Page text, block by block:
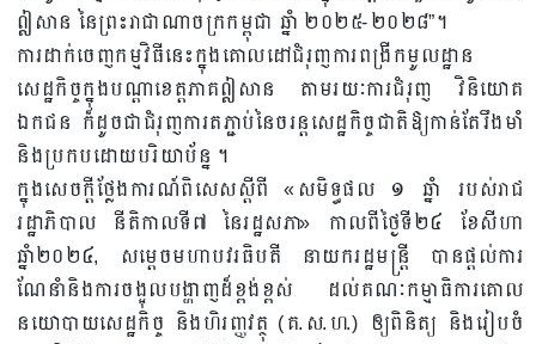
ឦសាន នៃព្រះរាជាណាចក្រកម្ពុជា ឆ្នាំ ២០២៥-២០២៨”។
ការដាក់ចេញកម្មវិធីនេះក្នុងគោលដៅជំរុញការពង្រីកមូលដ្ឋាន
សេដ្ឋកិច្ចក្នុងបណ្តាខេត្តភាគឦសាន តាមរយៈការជំរុញ វិនិយោគ
ឯកជន ក៏ដូចជាជំរុញការតភ្ជាប់នៃចរន្តសេដ្ឋកិច្ចជាតិឱ្យកាន់តែរឹងមាំ
និងប្រកបដោយបរិយាប័ន្ន ។
ក្នុងសេចក្តីថ្លែងការណ៍ពិសេសស្ដីពី «សមិទ្ធផល ១ ឆ្នាំ របស់រាជ
រដ្ឋាភិបាល នីតិកាលទី៧ នៃរដ្ឋសភា» កាលពីថ្ងៃទី២៤ ខែសីហា
ឆ្នាំ២០២៤, សម្តេចមហាបវរធិបតី នាយករដ្ឋមន្ត្រី បានផ្តល់ការ
ណែនាំនិងការចង្អុលបង្ហាញដ៏ខ្ពង់ខ្ពស់ ដល់គណៈកម្មាធិការគោល
នយោបាយសេដ្ឋកិច្ច និងហិរញ្ញវត្ថុ (គ.ស.ហ.) ឲ្យពិនិត្យ និងរៀបចំ